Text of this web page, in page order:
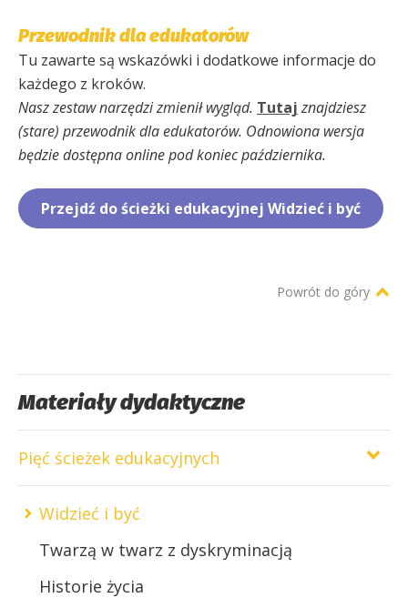
Przewodnik dla edukatorów
Tu zawarte są wskazówki i dodatkowe informacje do
każdego z kroków.
Nasz zestaw narzędzi zmienił wygląd. Tutajznajdziesz
(stare) przewodnik dla edukatorów. Odnowiona wersja
będzie dostępna online pod koniec października.
Przejdź do ścieżki edukacyjnej Widzieć i być
Powrót do góry
Materiały dydaktyczne
Pięć ścieżek edukacyjnych
Widzieć i być
Twarzą w twarz z dyskryminacją
Historie życia